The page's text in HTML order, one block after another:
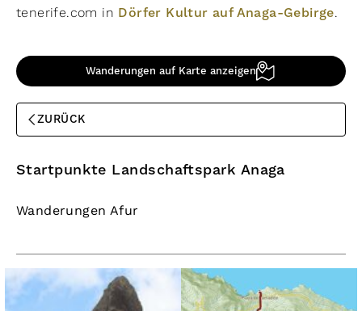
tenerife.com in Dörfer Kultur auf Anaga-Gebirge.
Wanderungen auf Karte anzeigen
ZURÜCK
Startpunkte Landschaftspark Anaga
Wanderungen Afur